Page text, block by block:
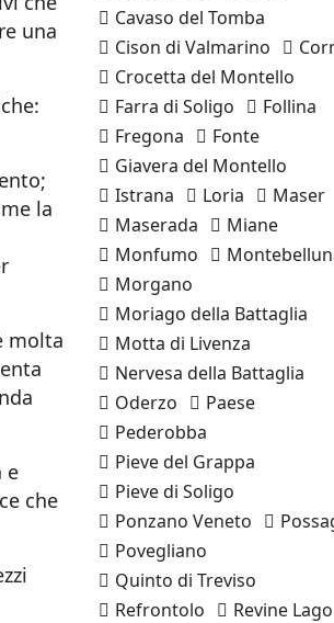
una
la
molta
e
che
Cavaso del Tomba
Cison di Valmarino
Crocetta del Montello
Farra di Soligo
Follina
Fregona
Fonte
Giavera del Montello
Istrana
Loria
Maser
Maserada
Miane
Monfumo
Morgano
Moriago della Battaglia
Motta di Livenza
Nervesa della Battaglia
Oderzo
Paese
Pederobba
Pieve del Grappa
Pieve di Soligo
Ponzano Veneto
Povegliano
Quinto di Treviso
Refrontolo
Revine Lago